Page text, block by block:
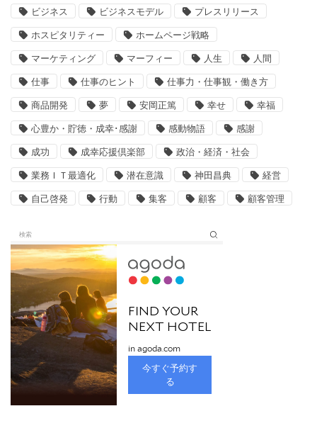
ビジネス ビジネスモデル プレスリリース
ホスピタリティー ホームページ戦略
マーケティング マーフィー 人生 人間
仕事 仕事のヒント 仕事力・仕事観・働き方
商品開発 夢 安岡正篤 幸せ 幸福
心豊か・貯徳・成幸･感謝 感動物語 感謝
成功 成幸応援倶楽部 政治・経済・社会
業務ＩＴ最適化 潜在意識 神田昌典 経営
自己啓発 行動 集客 顧客 顧客管理